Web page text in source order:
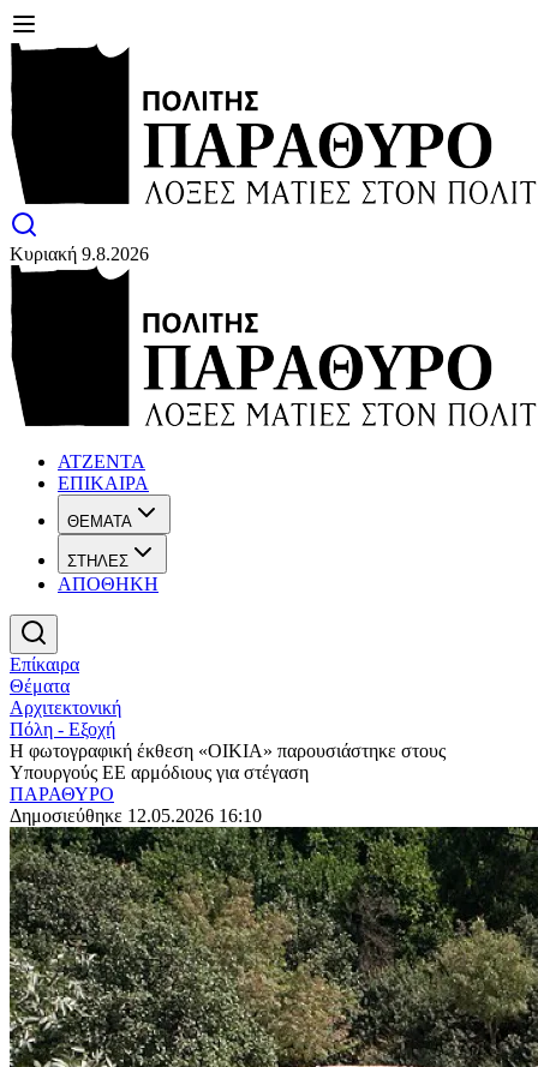
Κυριακή 9.8.2026
ΑΤΖΕΝΤΑ
ΕΠΙΚΑΙΡΑ
ΘΕΜΑΤΑ
ΣΤΗΛΕΣ
ΑΠΟΘΗΚΗ
Επίκαιρα
Θέματα
Αρχιτεκτονική
Πόλη - Εξοχή
Η φωτογραφική έκθεση «ΟΙΚΙΑ» παρουσιάστηκε στους
Υπουργούς ΕΕ αρμόδιους για στέγαση
ΠΑΡΑΘΥΡΟ
Δημοσιεύθηκε 12.05.2026 16:10